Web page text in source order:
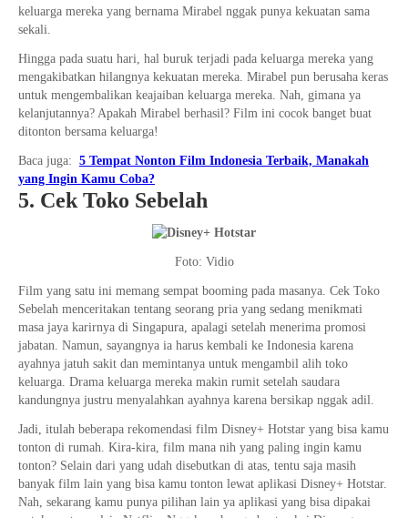
keluarga mereka yang bernama Mirabel nggak punya kekuatan sama
sekali.
Hingga pada suatu hari, hal buruk terjadi pada keluarga mereka yang
mengakibatkan hilangnya kekuatan mereka. Mirabel pun berusaha keras
untuk mengembalikan keajaiban keluarga mereka. Nah, gimana ya
kelanjutannya? Apakah Mirabel berhasil? Film ini cocok banget buat
ditonton bersama keluarga!
Baca juga: 5 Tempat Nonton Film Indonesia Terbaik, Manakah
yang Ingin Kamu Coba?
5. Cek Toko Sebelah
Foto: Vidio
Film yang satu ini memang sempat booming pada masanya. Cek Toko
Sebelah menceritakan tentang seorang pria yang sedang menikmati
masa jaya karirnya di Singapura, apalagi setelah menerima promosi
jabatan. Namun, sayangnya ia harus kembali ke Indonesia karena
ayahnya jatuh sakit dan memintanya untuk mengambil alih toko
keluarga. Drama keluarga mereka makin rumit setelah saudara
kandungnya justru menyalahkan ayahnya karena bersikap nggak adil.
Jadi, itulah beberapa rekomendasi film Disney+ Hotstar yang bisa kamu
tonton di rumah. Kira-kira, film mana nih yang paling ingin kamu
tonton? Selain dari yang udah disebutkan di atas, tentu saja masih
banyak film lain yang bisa kamu tonton lewat aplikasi Disney+ Hotstar.
Nah, sekarang kamu punya pilihan lain ya aplikasi yang bisa dipakai